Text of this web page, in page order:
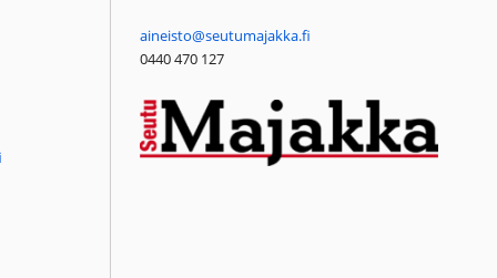
aineisto@seutumajakka.fi
0440 470 127